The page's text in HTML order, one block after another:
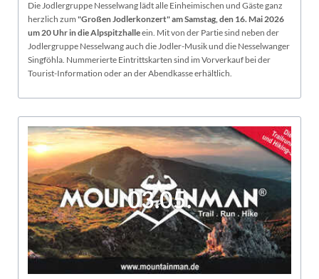
Die Jodlergruppe Nesselwang lädt alle Einheimischen und Gäste ganz
herzlich zum "Großen Jodlerkonzert" am Samstag, den 16. Mai 2026
um 20 Uhr in die Alpspitzhalleein. Mit von der Partie sind neben der
Jodlergruppe Nesselwang auch die Jodler-Musik und die Nesselwanger
Singföhla. Nummerierte Eintrittskarten sind im Vorverkauf bei der
Tourist-Information oder an der Abendkasse erhältlich.
03.05.